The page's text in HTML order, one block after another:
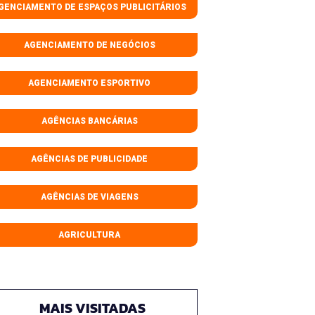
DE ESPAÇOS PUBLICITÁRIOS
AGENCIAMENTO DE NEGÓCIOS
AGENCIAMENTO ESPORTIVO
AGÊNCIAS BANCÁRIAS
AGÊNCIAS DE PUBLICIDADE
AGÊNCIAS DE VIAGENS
AGRICULTURA
MAIS VISITADAS